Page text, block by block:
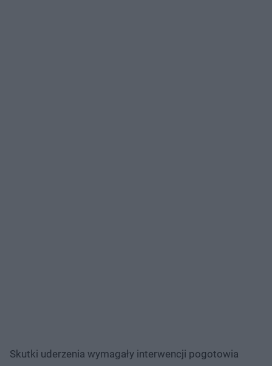
Skutki uderzenia wymagały interwencji pogotowia